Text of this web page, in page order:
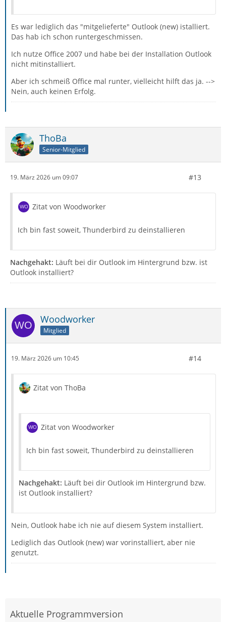
Es war lediglich das "mitgelieferte" Outlook (new) istalliert.
Das hab ich schon runtergeschmissen.
Ich nutze Office 2007 und habe bei der Installation Outlook
nicht mitinstalliert.
Aber ich schmeiß Office mal runter, vielleicht hilft das ja. -->
Nein, auch keinen Erfolg.
ThoBa
Senior-Mitglied
19. März 2026 um 09:07 #13
Zitat von Woodworker
Ich bin fast soweit, Thunderbird zu deinstallieren
Nachgehakt: Läuft bei dir Outlook im Hintergrund bzw. ist
Outlook installiert?
Woodworker
Mitglied
19. März 2026 um 10:45 #14
Zitat von ThoBa
Zitat von Woodworker
Ich bin fast soweit, Thunderbird zu deinstallieren
Nachgehakt: Läuft bei dir Outlook im Hintergrund bzw.
ist Outlook installiert?
Nein, Outlook habe ich nie auf diesem System installiert.
Lediglich das Outlook (new) war vorinstalliert, aber nie
genutzt.
Aktuelle Programmversion